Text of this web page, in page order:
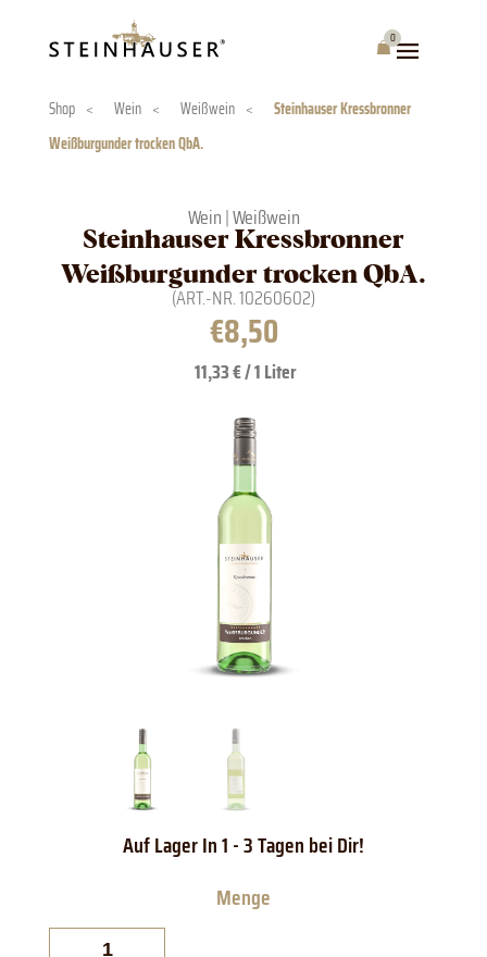
0
Warenkorb
Shop < Wein < Weißwein <
Steinhauser Kressbronner
Weißburgunder trocken QbA.
Wein|Weißwein
Steinhauser Kressbronner
Weißburgunder trocken QbA.
(ART.-NR.10260602)
€8,50
11,33 € / 1 Liter